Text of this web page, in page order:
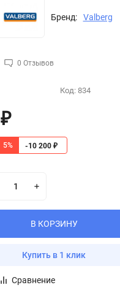
Бренд: Valberg
0 Отзывов
Код: 834
₽
5% -10 200 ₽
В КОРЗИНУ
Купить в 1 клик
Сравнение